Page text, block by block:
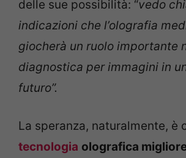
delle sue possibilità: “vedo
indicazioni che l’olografia
giocherà un ruolo importante
diagnostica per immagini in
futuro”.
La speranza, naturalmente, è
tecnologia olografica